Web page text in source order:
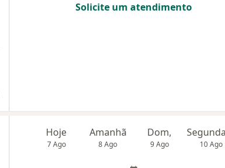
Solicite um atendimento
Hoje
7 Ago
Amanhã
8 Ago
Dom,
9 Ago 10 Ago